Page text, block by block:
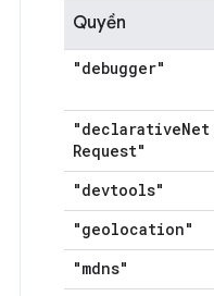
Quyền
"debugger"
"declarativeNet
Request"
"devtools"
"geolocation"
"mdns"